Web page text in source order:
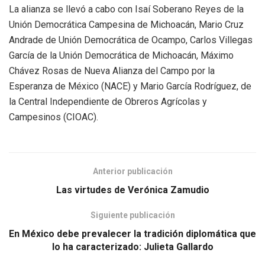
La alianza se llevó a cabo con Isaí Soberano Reyes de la
Unión Democrática Campesina de Michoacán, Mario Cruz
Andrade de Unión Democrática de Ocampo, Carlos Villegas
García de la Unión Democrática de Michoacán, Máximo
Chávez Rosas de Nueva Alianza del Campo por la
Esperanza de México (NACE) y Mario García Rodríguez, de
la Central Independiente de Obreros Agrícolas y
Campesinos (CIOAC).
Anterior publicación
Las virtudes de Verónica Zamudio
Siguiente publicación
En México debe prevalecer la tradición diplomática que
lo ha caracterizado: Julieta Gallardo